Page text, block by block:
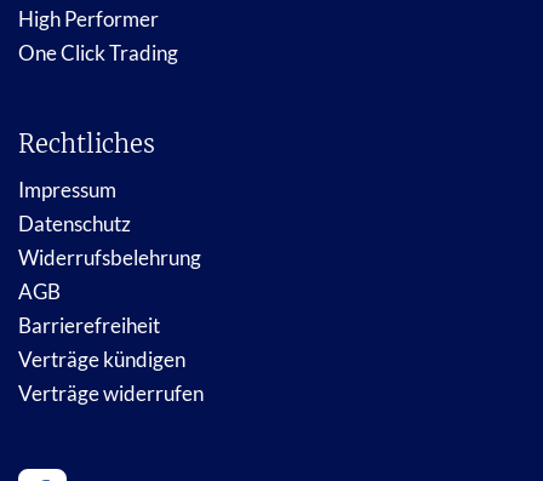
High Performer
One Click Trading
Rechtliches
Impressum
Datenschutz
Widerrufsbelehrung
AGB
Barrierefreiheit
Verträge kündigen
Verträge widerrufen